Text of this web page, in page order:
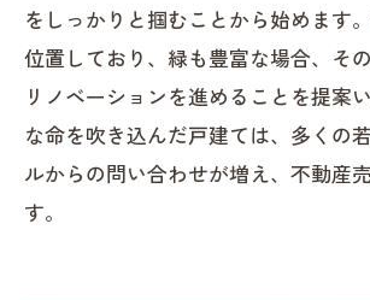
をしっかりと掴むことから始めます
位置しており、緑も豊富な場合、そ
リノベーションを進めることを提案
な命を吹き込んだ戸建ては、多くの
ルからの問い合わせが増え、不動産
す。